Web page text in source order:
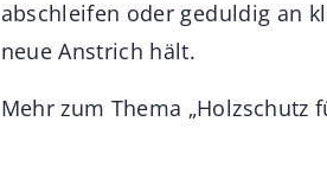
abschleifen oder geduldig an
neue Anstrich hält.
Mehr zum Thema „Holzschutz